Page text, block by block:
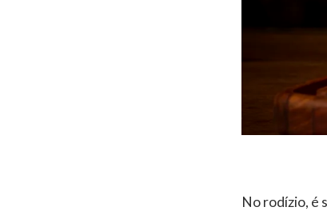
No rodízio, é